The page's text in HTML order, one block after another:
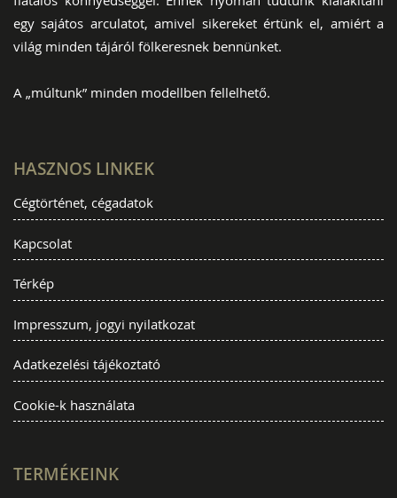
egy sajátos arculatot, amivel sikereket értünk el, amiért a
világ minden tájáról fölkeresnek bennünket.
A „múltunk” minden modellben fellelhető.
HASZNOS LINKEK
Cégtörténet, cégadatok
Kapcsolat
Térkép
Impresszum, jogyi nyilatkozat
Adatkezelési tájékoztató
Cookie-k használata
TERMÉKEINK